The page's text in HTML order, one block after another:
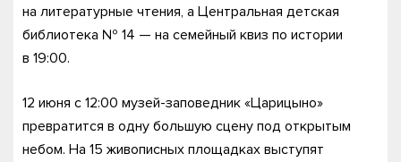
на литературные чтения, а Центральная детская
библиотека № 14 — на семейный квиз по истории
в 19:00.
12 июня с 12:00 музей-заповедник «Царицыно»
превратится в одну большую сцену под открытым
небом. На 15 живописных площадках выступят